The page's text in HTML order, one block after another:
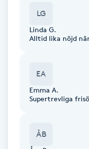
Fibromassage
Fotmassage
LG
Linda G.
Alltid lika nöjd
EA
Emma A.
Supertrevliga
ÅB